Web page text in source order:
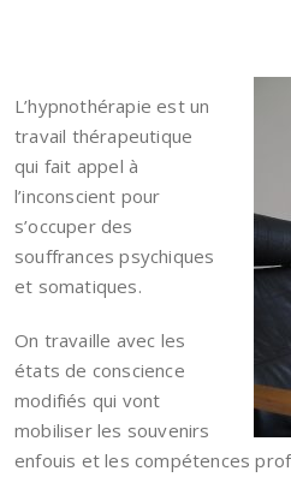
L’hypnothérapie est un
travail thérapeutique
qui fait appel à
l’inconscient pour
s’occuper des
souffrances psychiques
et somatiques.
On travaille avec les
états de conscience
modifiés qui vont
mobiliser les souvenirs
enfouis et les compétences